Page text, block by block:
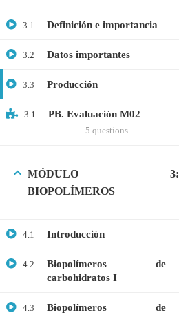
3.1 Definición e importancia
3.2 Datos importantes
3.3 Producción
3.1 PB. Evaluación M02
5 questions
MÓDULO 3:
BIOPOLÍMEROS
4.1 Introducción
4.2
Biopolímeros de
carbohidratos I
4.3
Biopolímeros de
+51901763623
info@cognitaconecta.com
Bioinformática
Biología Molecular
Bioquímica